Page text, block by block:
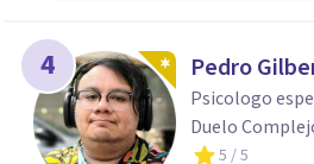
4 Pedro
Psicologo
Duelo
5 / 5